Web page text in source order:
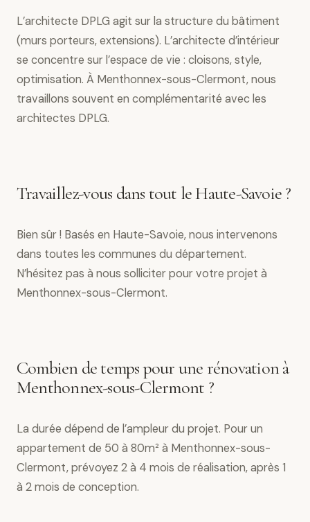
L’architecte DPLG agit sur la structure du bâtiment
(murs porteurs, extensions). L’architecte d’intérieur
se concentre sur l’espace de vie : cloisons, style,
optimisation. À Menthonnex-sous-Clermont, nous
travaillons souvent en complémentarité avec les
architectes DPLG.
Travaillez-vous dans tout le Haute-Savoie ?
Bien sûr ! Basés en Haute-Savoie, nous intervenons
dans toutes les communes du département.
N’hésitez pas à nous solliciter pour votre projet à
Menthonnex-sous-Clermont.
Combien de temps pour une rénovation à
Menthonnex-sous-Clermont ?
La durée dépend de l’ampleur du projet. Pour un
appartement de 50 à 80m² à Menthonnex-sous-
Clermont, prévoyez 2 à 4 mois de réalisation, après 1
à 2 mois de conception.